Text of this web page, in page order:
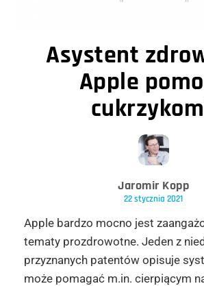
Asystent
Apple
Jaromir Kopp
22 stycznia 2021
Apple bardzo mocno jest
tematy prozdrowotne. Jeden z
przyznanych patentów opisuje
może pomagać m.in. cierpiącym